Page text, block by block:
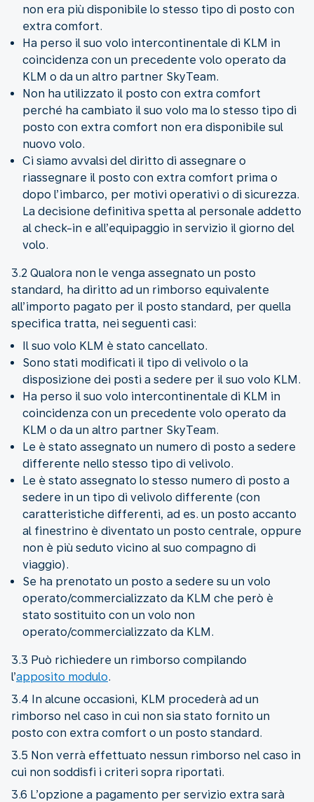
non era più disponibile lo stesso tipo di posto con
extra comfort.
Ha perso il suo volo intercontinentale di KLM in
coincidenza con un precedente volo operato da
KLM o da un altro partner SkyTeam.
Non ha utilizzato il posto con extra comfort
perché ha cambiato il suo volo ma lo stesso tipo di
posto con extra comfort non era disponibile sul
nuovo volo.
Ci siamo avvalsi del diritto di assegnare o
riassegnare il posto con extra comfort prima o
dopo l’imbarco, per motivi operativi o di sicurezza.
La decisione definitiva spetta al personale addetto
al check-in e all’equipaggio in servizio il giorno del
volo.
3.2 Qualora non le venga assegnato un posto
standard, ha diritto ad un rimborso equivalente
all’importo pagato per il posto standard, per quella
specifica tratta, nei seguenti casi:
Il suo volo KLM è stato cancellato.
Sono stati modificati il tipo di velivolo o la
disposizione dei posti a sedere per il suo volo KLM.
Ha perso il suo volo intercontinentale di KLM in
coincidenza con un precedente volo operato da
KLM o da un altro partner SkyTeam.
Le è stato assegnato un numero di posto a sedere
differente nello stesso tipo di velivolo.
Le è stato assegnato lo stesso numero di posto a
sedere in un tipo di velivolo differente (con
caratteristiche differenti, ad es. un posto accanto
al finestrino è diventato un posto centrale, oppure
non è più seduto vicino al suo compagno di
viaggio).
Se ha prenotato un posto a sedere su un volo
operato/commercializzato da KLM che però è
stato sostituito con un volo non
operato/commercializzato da KLM.
3.3 Può richiedere un rimborso compilando
l’apposito modulo.
3.4 In alcune occasioni, KLM procederà ad un
rimborso nel caso in cui non sia stato fornito un
posto con extra comfort o un posto standard.
3.5 Non verrà effettuato nessun rimborso nel caso in
cui non soddisfi i criteri sopra riportati.
3.6 L’opzione a pagamento per servizio extra sarà